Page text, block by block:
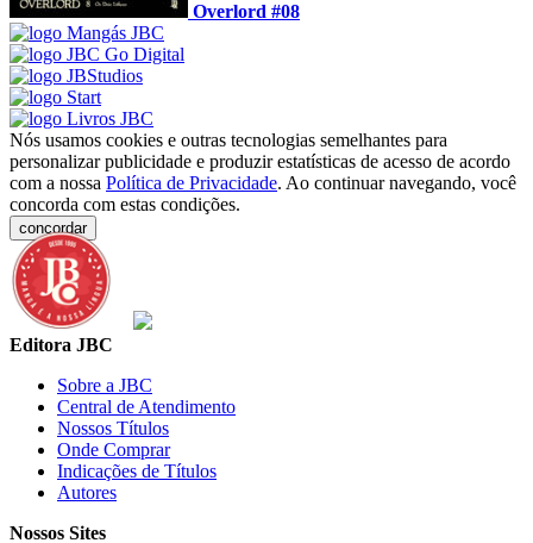
Overlord #08
Nós usamos cookies e outras tecnologias semelhantes para
personalizar publicidade e produzir estatísticas de acesso de acordo
com a nossa Política de Privacidade. Ao continuar navegando, você
concorda com estas condições.
concordar
Editora JBC
Sobre a JBC
Central de Atendimento
Nossos Títulos
Onde Comprar
Indicações de Títulos
Autores
Nossos Sites